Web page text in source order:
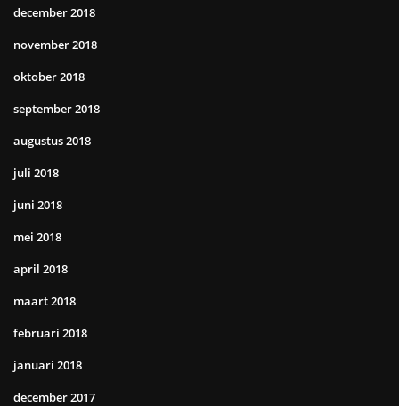
december 2018
november 2018
oktober 2018
september 2018
augustus 2018
juli 2018
juni 2018
mei 2018
april 2018
maart 2018
februari 2018
januari 2018
december 2017